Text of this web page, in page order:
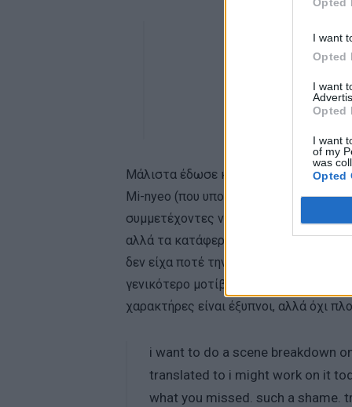
I want
Opted
I want
Opted
I want
of my
was
Opted
Μάλιστα έδωσε και μια σειρά από
Mi-nyeo (που υποδύεται η Kim Joo-
συμμετέχοντες να παίξουν το παιχνίδι
αλλά τα κατάφερα”, η απευθείας
δεν είχα ποτέ την ευκαιρία να
γενικότερο μοτίβο στην κορεατική
χαρακτήρες είναι έξυπνοι, αλλά όχι
i want to do a scene breakdown
translated to i might work on it
what you missed. such a shame.